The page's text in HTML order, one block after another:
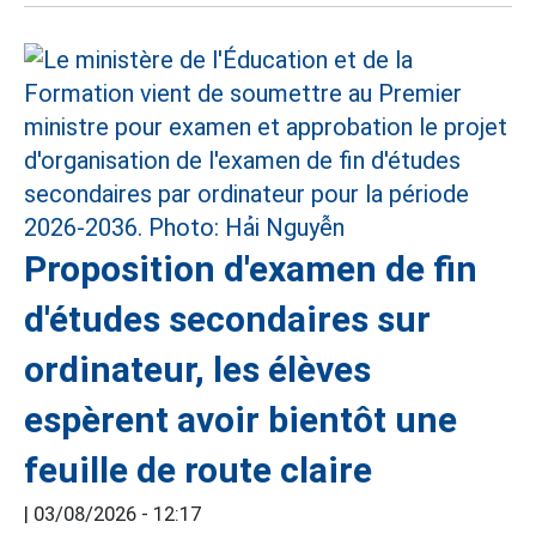
Proposition d'examen de fin
d'études secondaires sur
ordinateur, les élèves
espèrent avoir bientôt une
feuille de route claire
| 03/08/2026 - 12:17